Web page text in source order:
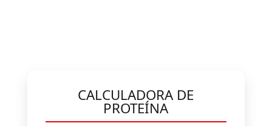
CALCULADORA DE
PROTEÍNA